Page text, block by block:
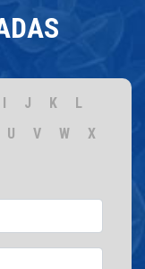
J K
L
U V W
X